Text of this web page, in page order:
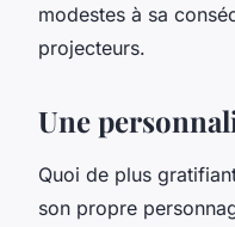
modestes à sa
projecteurs.
Une
Quoi de plus
son propre